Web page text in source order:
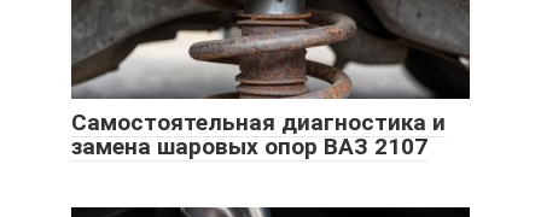
Самостоятельная диагностика и
замена шаровых опор ВАЗ 2107